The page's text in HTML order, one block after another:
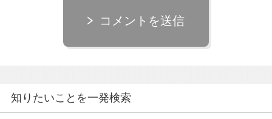
コメントを送信
知りたいことを一発検索